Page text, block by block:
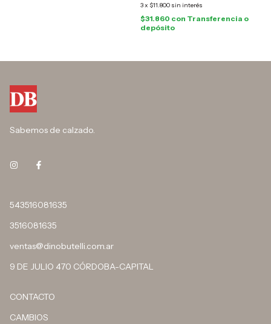
3x $11.800 sin interés
$31.860 con Transferencia o
depósito
Sabemos de calzado.
543516081635
3516081635
ventas@dinobutelli.com.ar
9 DE JULIO 470 CÓRDOBA-CAPITAL
CONTACTO
CAMBIOS